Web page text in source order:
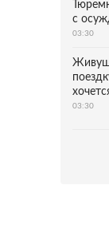
с
03:30
03:30